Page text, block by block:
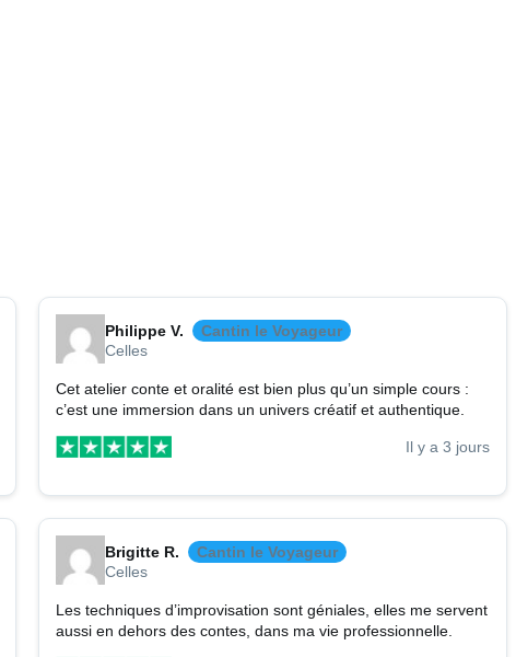
Philippe V.
Cantin le Voyageur
Celles
Cet atelier conte et oralité est bien plus qu’un simple cours :
c’est une immersion dans un univers créatif et authentique.
Il y a 3 jours
Brigitte R.
Cantin le Voyageur
Celles
Les techniques d’improvisation sont géniales, elles me servent
aussi en dehors des contes, dans ma vie professionnelle.